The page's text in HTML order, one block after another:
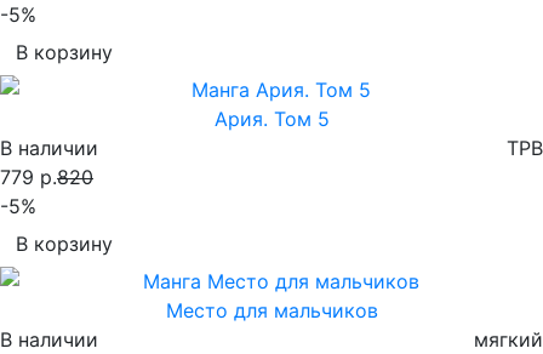
-5%
В корзину
Ария. Том 5
В наличии
TPB
779 р.820
-5%
В корзину
Место для мальчиков
В наличии
мягкий